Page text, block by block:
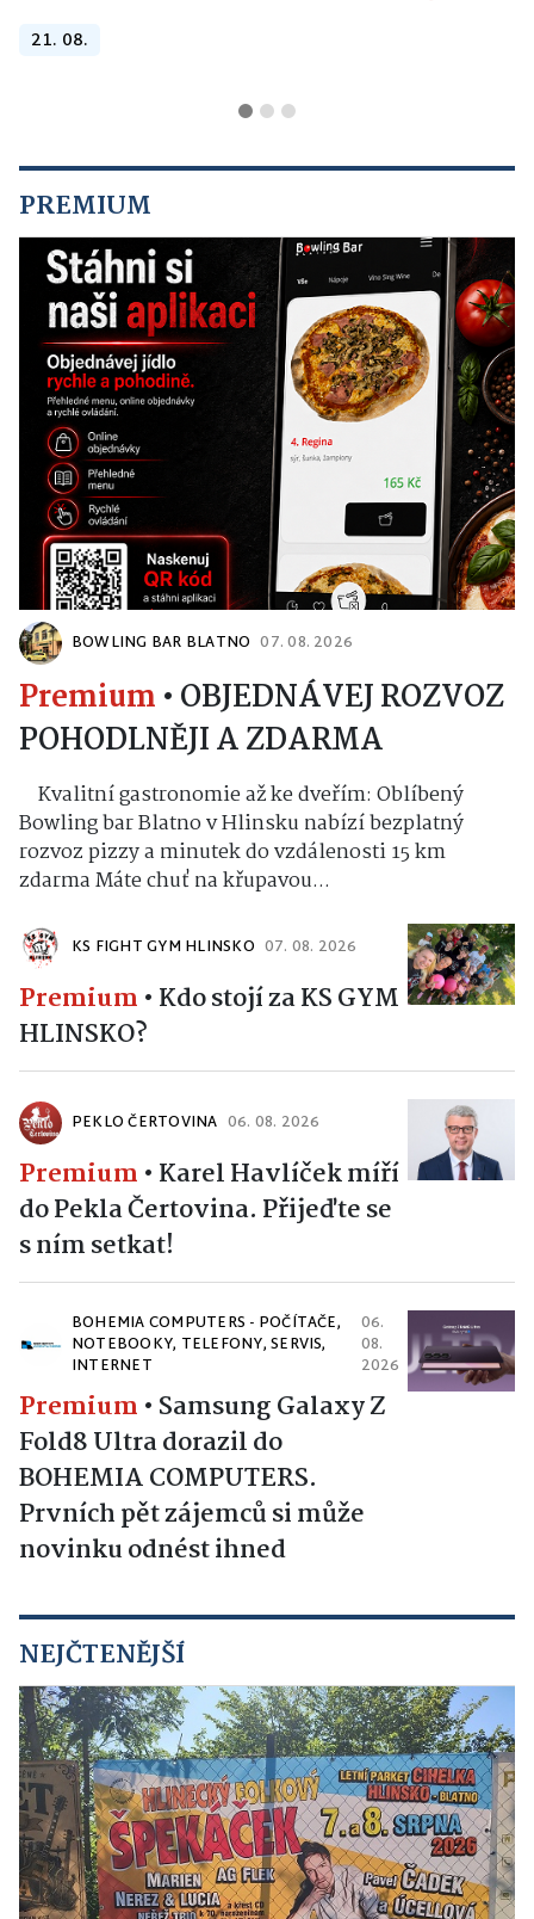
21. 08.
PREMIUM
BOWLING BAR BLATNO 07. 08. 2026
Premium • OBJEDNÁVEJ ROZVOZ
POHODLNĚJI A ZDARMA
Kvalitní gastronomie až ke dveřím: Oblíbený
Bowling bar Blatno v Hlinsku nabízí bezplatný
rozvoz pizzy a minutek do vzdálenosti 15 km
zdarma Máte chuť na křupavou...
KS FIGHT GYM HLINSKO 07. 08. 2026
Premium • Kdo stojí za KS GYM
HLINSKO?
PEKLO ČERTOVINA 06. 08. 2026
Premium • Karel Havlíček míří
do Pekla Čertovina. Přijeďte se
s ním setkat!
BOHEMIA COMPUTERS - POČÍTAČE,
NOTEBOOKY, TELEFONY, SERVIS,
INTERNET
06.
08.
2026
Premium • Samsung Galaxy Z
Fold8 Ultra dorazil do
BOHEMIA COMPUTERS.
Prvních pět zájemců si může
novinku odnést ihned
NEJČTENĚJŠÍ